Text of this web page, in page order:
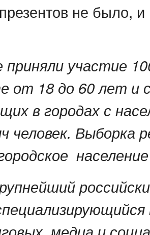
не было,
приняли участие
от 18 до 60 лет и
в городах с
человек. Выборка